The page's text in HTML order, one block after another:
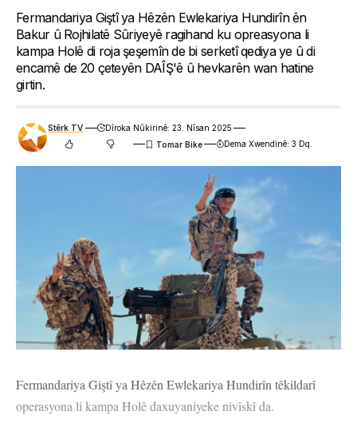
Fermandariya Giştî ya Hêzên Ewlekariya Hundirîn ên
Bakur û Rojhilatê Sûriyeyê ragihand ku opreasyona li
kampa Holê di roja şeşemîn de bi serketî qediya ye û di
encamê de 20 çeteyên DAÎŞ'ê û hevkarên wan hatine
girtin.
Stêrk TV
Dîroka Nûkirinê: 23. Nîsan 2025
Dema Xwendinê: 3 Dq.
Fermandariya Giştî ya Hêzên Ewlekariya Hundirîn têkildarî
operasyona li kampa Holê daxuyaniyeke nivîskî da.